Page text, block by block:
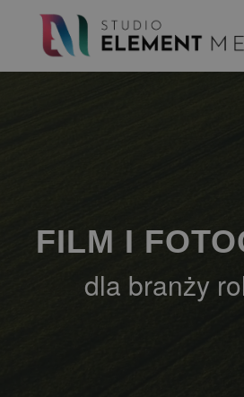
FILM I
dla branży